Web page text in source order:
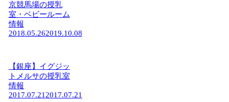
京競馬場の授乳
室・ベビールーム
情報
2018.05.262019.10.08
【銀座】イグジッ
トメルサの授乳室
情報
2017.07.21 2017.07.21